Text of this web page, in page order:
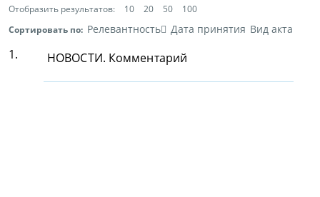
Отобразить результатов: 10 20 50
100
Сортировать по: Релевантность Дата принятия Вид акта
1. НОВОСТИ. Комментарий